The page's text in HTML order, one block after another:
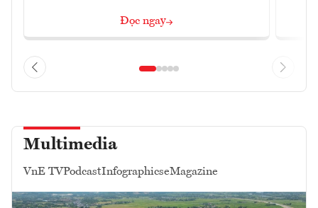
Đọc ngay
Multimedia
VnE TVPodcastInfographicseMagazine